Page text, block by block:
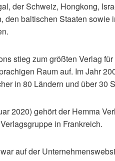
der Schweiz, Hongkong,
den baltischen Staaten sowie
stieg zum größten Verlag
Raum auf. Im Jahr
in 80 Ländern und über 30
2020) gehört der Hemma
in Frankreich.
auf der